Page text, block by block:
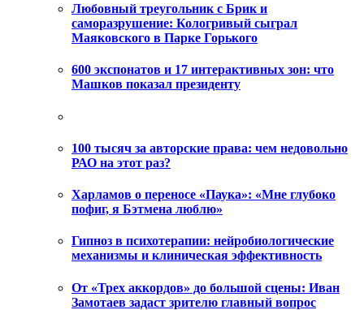
Любовный треугольник с Брик и
саморазрушение: Кологривый сыграл
Маяковского в Парке Горького
600 экспонатов и 17 интерактивных зон: что
Машков показал президенту
100 тысяч за авторские права: чем недовольно
РАО на этот раз?
Харламов о переносе «Паука»: «Мне глубоко
пофиг, я Бэтмена люблю»
Гипноз в психотерапии: нейробиологические
механизмы и клиническая эффективность
От «Трех аккордов» до большой сцены: Иван
Замотаев задаст зрителю главный вопрос